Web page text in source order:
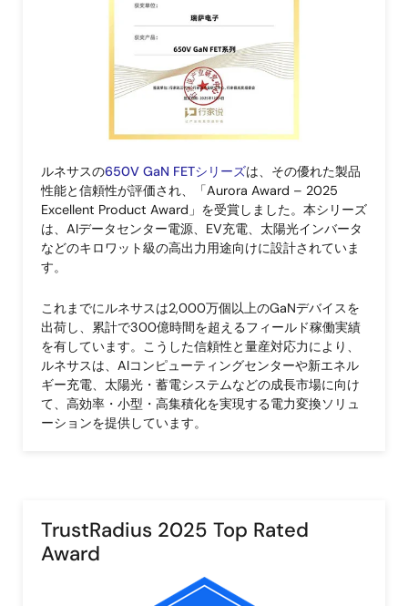
ルネサスの650V GaN FETシリーズは、その優れた製品
性能と信頼性が評価され、「Aurora Award – 2025
Excellent Product Award」を受賞しました。本シリーズ
は、AIデータセンター電源、EV充電、太陽光インバータ
などのキロワット級の高出力用途向けに設計されていま
す。
これまでにルネサスは2,000万個以上のGaNデバイスを
出荷し、累計で300億時間を超えるフィールド稼働実績
を有しています。こうした信頼性と量産対応力により、
ルネサスは、AIコンピューティングセンターや新エネル
ギー充電、太陽光・蓄電システムなどの成長市場に向け
て、高効率・小型・高集積化を実現する電力変換ソリュ
ーションを提供しています。
TrustRadius 2025 Top Rated
Award